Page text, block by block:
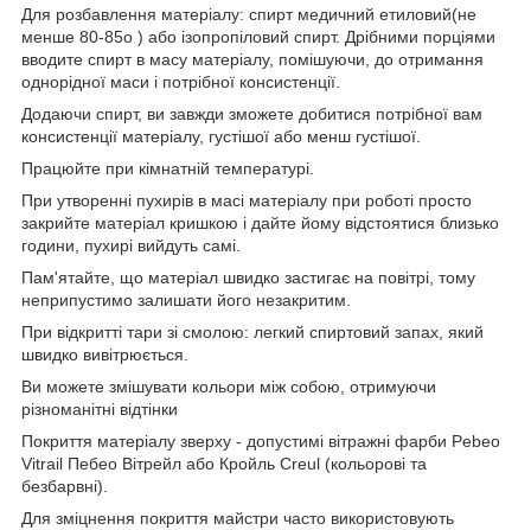
Для розбавлення матеріалу: спирт медичний етиловий(не
менше 80-85о ) або ізопропіловий спирт. Дрібними порціями
вводите спирт в масу матеріалу, помішуючи, до отримання
однорідної маси і потрібної консистенції.
Додаючи спирт, ви завжди зможете добитися потрібної вам
консистенції матеріалу, густішої або менш густішої.
Працюйте при кімнатній температурі.
При утворенні пухирів в масі матеріалу при роботі просто
закрийте матеріал кришкою і дайте йому відстоятися близько
години, пухирі вийдуть самі.
Пам'ятайте, що матеріал швидко застигає на повітрі, тому
неприпустимо залишати його незакритим.
При відкритті тари зі смолою: легкий спиртовий запах, який
швидко вивітрюється.
Ви можете змішувати кольори між собою, отримуючи
різноманітні відтінки
Покриття матеріалу зверху - допустимі вітражні фарби Pebeo
Vitrail Пебео Вiтрейл або Кройль Creul (кольорові та
безбарвні).
Для зміцнення покриття майстри часто використовують